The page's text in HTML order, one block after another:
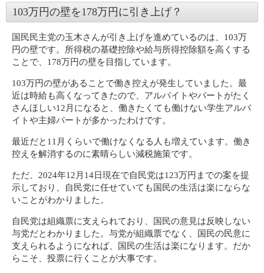
103万円の壁を178万円に引き上げ？
国民民主党の玉木さんが引き上げを進めているのは、103万
円の壁です。所得税の基礎控除や給与所得控除額を高くする
ことで、178万円の壁を目指しています。
103万円の壁があることで働き控えが発生していました。最
近は時給も高くなってきたので、アルバイトやパートがたく
さんほしい12月になると、働きたくても働けない学生アルバ
イトや主婦パートが多かったわけです。
最近だと11月くらいで働けなくなる人も増えています。働き
控えを解消するのに素晴らしい減税施策です。
ただ、2024年12月14日現在で自民党は123万円までの案を提
示しており、自民党に任せていても国民の生活は楽にならな
いことがわかりました。
自民党は組織票に支えられており、国民の意見は反映しない
与党だとわかりました。与党が組織票でなく、国民の民意に
支えられるようになれば、国民の生活は楽になります。だか
らこそ、投票に行くことが大事です。